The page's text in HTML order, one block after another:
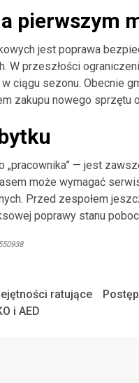
pierwszym
jest poprawa
W przeszłości
ciągu sezonu. Obecnie
zakupu nowego
— jest
może wymagać
Przed zespołem
poprawy stanu
ratujące
i AED